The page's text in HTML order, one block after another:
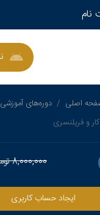
نام
اصلی دوره‌های آموزشی
و فریلنسری
8,000,000
ایجاد حساب کاربری